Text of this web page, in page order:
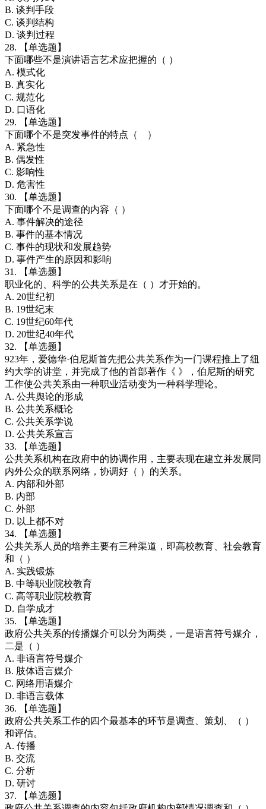
B. 谈判手段
C. 谈判结构
D. 谈判过程
28. 【单选题】
下面哪些不是演讲语言艺术应把握的（ ）
A. 模式化
B. 真实化
C. 规范化
D. 口语化
29. 【单选题】
下面哪个不是突发事件的特点（ ）
A. 紧急性
B. 偶发性
C. 影响性
D. 危害性
30. 【单选题】
下面哪个不是调查的内容（ ）
A. 事件解决的途径
B. 事件的基本情况
C. 事件的现状和发展趋势
D. 事件产生的原因和影响
31. 【单选题】
职业化的、科学的公共关系是在（ ）才开始的。
A. 20世纪初
B. 19世纪末
C. 19世纪60年代
D. 20世纪40年代
32. 【单选题】
923年，爱德华·伯尼斯首先把公共关系作为一门课程推上了纽
约大学的讲堂，并完成了他的首部著作《 》，伯尼斯的研究
工作使公共关系由一种职业活动变为一种科学理论。
A. 公共舆论的形成
B. 公共关系概论
C. 公共关系学说
D. 公共关系宣言
33. 【单选题】
公共关系机构在政府中的协调作用，主要表现在建立并发展同
内外公众的联系网络，协调好（ ）的关系。
A. 内部和外部
B. 内部
C. 外部
D. 以上都不对
34. 【单选题】
公共关系人员的培养主要有三种渠道，即高校教育、社会教育
和（ ）
A. 实践锻炼
B. 中等职业院校教育
C. 高等职业院校教育
D. 自学成才
35. 【单选题】
政府公共关系的传播媒介可以分为两类，一是语言符号媒介，
二是（ ）
A. 非语言符号媒介
B. 肢体语言媒介
C. 网络用语媒介
D. 非语言载体
36. 【单选题】
政府公共关系工作的四个最基本的环节是调查、策划、（ ）
和评估。
A. 传播
B. 交流
C. 分析
D. 研讨
37. 【单选题】